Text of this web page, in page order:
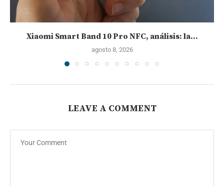
Xiaomi Smart Band 10 Pro NFC, análisis: la...
agosto 8, 2026
LEAVE A COMMENT